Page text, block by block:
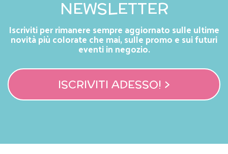
NEWSLETTER
Iscriviti per rimanere sempre aggiornato sulle ultime
novità più colorate che mai, sulle promo e sui futuri
eventi in negozio.
ISCRIVITI ADESSO! >